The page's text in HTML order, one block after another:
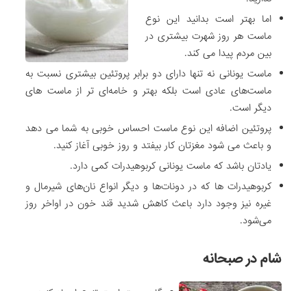
اما بهتر است بدانید این نوع
ماست هر روز شهرت بیشتری در
بین مردم پیدا می کند.
ماست یونانی نه تنها دارای دو برابر پروتئین بیشتری نسبت به
ماست‌های عادی است بلکه بهتر و خامه‌ای تر از ماست های
دیگر است.
پروتئین اضافه این نوع ماست احساس خوبی به شما می دهد
و باعث می شود مغزتان کار بیفتد و روز خوبی آغاز کنید.
یادتان باشد که ماست یونانی کربوهیدرات کمی دارد.
کربوهیدرات ها که در دونات‌ها و دیگر انواع نان‌های شیرمال و
غیره نیز وجود دارد باعث کاهش شدید قند خون در اواخر روز
می‌شود.
شام در صبحانه